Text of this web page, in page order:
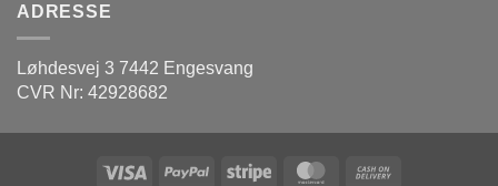
ADRESSE
Løhdesvej 3 7442 Engesvang
CVR Nr: 42928682
Visa PayPal Stripe MasterCard